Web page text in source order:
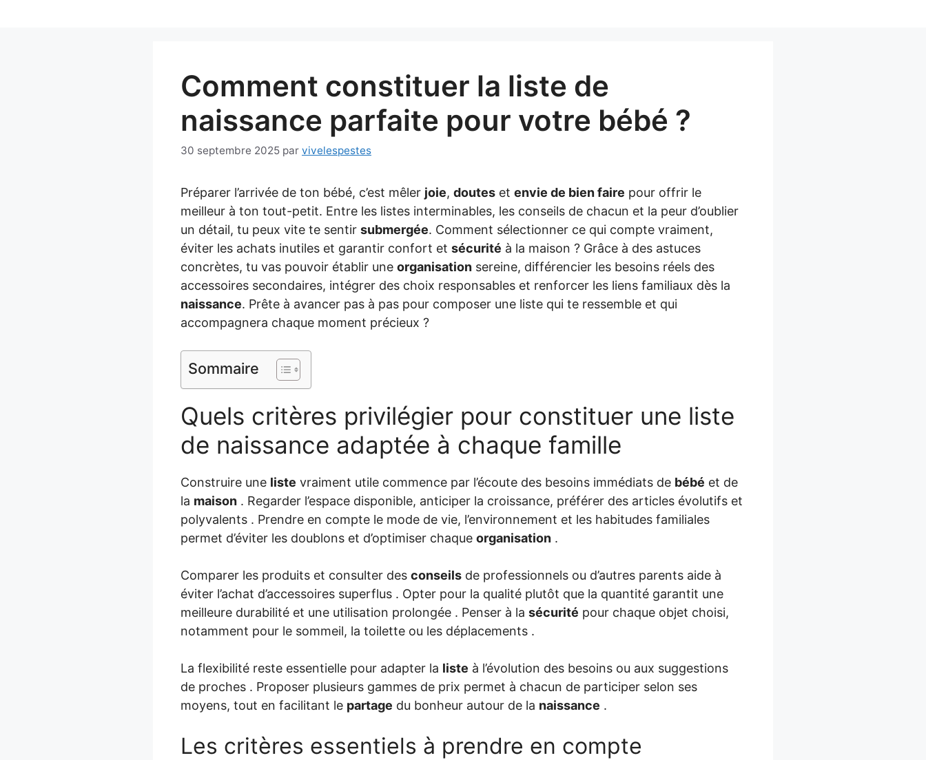
Comment constituer la liste de
naissance parfaite pour votre bébé ?
30 septembre 2025 par vivelespestes
Préparer l’arrivée de ton bébé, c’est mêler joie, doutes et envie de bien faire pour offrir le
meilleur à ton tout-petit. Entre les listes interminables, les conseils de chacun et la peur d’oublier
un détail, tu peux vite te sentir submergée. Comment sélectionner ce qui compte vraiment,
éviter les achats inutiles et garantir confort et sécurité à la maison ? Grâce à des astuces
concrètes, tu vas pouvoir établir une organisation sereine, différencier les besoins réels des
accessoires secondaires, intégrer des choix responsables et renforcer les liens familiaux dès la
naissance. Prête à avancer pas à pas pour composer une liste qui te ressemble et qui
accompagnera chaque moment précieux ?
Sommaire
Quels critères privilégier pour constituer une liste
de naissance adaptée à chaque famille
Construire une liste vraiment utile commence par l’écoute des besoins immédiats de bébé et de
la maison . Regarder l’espace disponible, anticiper la croissance, préférer des articles évolutifs et
polyvalents . Prendre en compte le mode de vie, l’environnement et les habitudes familiales
permet d’éviter les doublons et d’optimiser chaque organisation .
Comparer les produits et consulter des conseils de professionnels ou d’autres parents aide à
éviter l’achat d’accessoires superflus . Opter pour la qualité plutôt que la quantité garantit une
meilleure durabilité et une utilisation prolongée . Penser à la sécurité pour chaque objet choisi,
notamment pour le sommeil, la toilette ou les déplacements .
La flexibilité reste essentielle pour adapter la liste à l’évolution des besoins ou aux suggestions
de proches . Proposer plusieurs gammes de prix permet à chacun de participer selon ses
moyens, tout en facilitant le partage du bonheur autour de la naissance .
Les critères essentiels à prendre en compte